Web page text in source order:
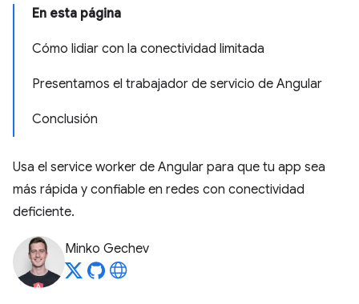
En esta página
Cómo lidiar con la conectividad limitada
Presentamos el trabajador de servicio de Angular
Conclusión
Usa el service worker de Angular para que tu app sea
más rápida y confiable en redes con conectividad
deficiente.
Minko Gechev